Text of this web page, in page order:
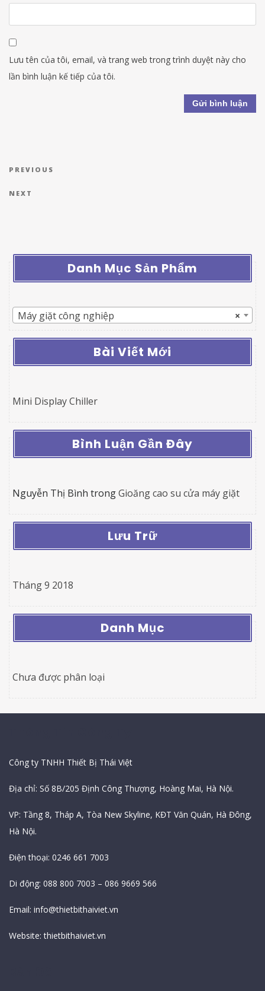
Lưu tên của tôi, email, và trang web trong trình duyệt này cho
lần bình luận kế tiếp của tôi.
Điều hướng bài viết
Previous Post
PREVIOUS
Next Post
NEXT
Danh Mục Sản Phẩm
×
Máy giặt công nghiệp
Bài Viết Mới
Mini Display Chiller
Bình Luận Gần Đây
Nguyễn Thị Bình trongGioăng cao su cửa máy giặt
Lưu Trữ
Tháng 9 2018
Danh Mục
Chưa được phân loại
Công ty TNHH Thiết Bị Thái Việt
Địa chỉ: Số 8B/205 Định Công Thượng, Hoàng Mai, Hà Nội.
VP: Tầng 8, Tháp A, Tòa New Skyline, KĐT Văn Quán, Hà Đông,
Hà Nội.
Điện thoại: 0246 661 7003
Di động: 088 800 7003 – 086 9669 566
Email: info@thietbithaiviet.vn
Website:thietbithaiviet.vn